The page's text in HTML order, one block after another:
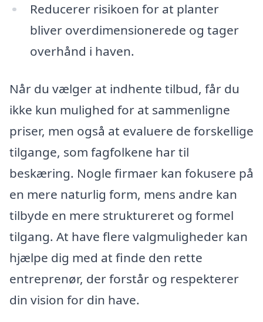
Reducerer risikoen for at planter
bliver overdimensionerede og tager
overhånd i haven.
Når du vælger at indhente tilbud, får du
ikke kun mulighed for at sammenligne
priser, men også at evaluere de forskellige
tilgange, som fagfolkene har til
beskæring. Nogle firmaer kan fokusere på
en mere naturlig form, mens andre kan
tilbyde en mere struktureret og formel
tilgang. At have flere valgmuligheder kan
hjælpe dig med at finde den rette
entreprenør, der forstår og respekterer
din vision for din have.